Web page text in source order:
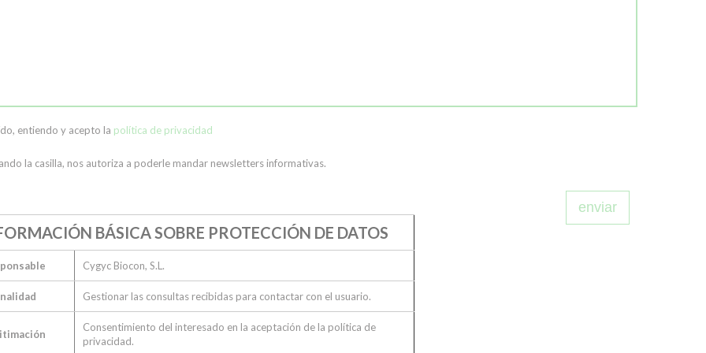
entiendo y acepto la política de privacidad
la casilla, nos autoriza a poderle mandar newsletters informativas.
BÁSICA SOBRE PROTECCIÓN DE DATOS
Cygyc Biocon, S.L.
Gestionar las consultas recibidas para contactar con el usuario.
Consentimiento del interesado en la aceptación de la política de
privacidad.